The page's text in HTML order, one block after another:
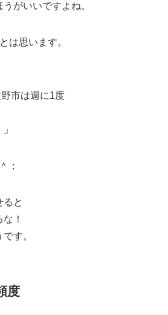
がいいですよね。
は思います。
市は週に1度
；
ると
！
す。
度